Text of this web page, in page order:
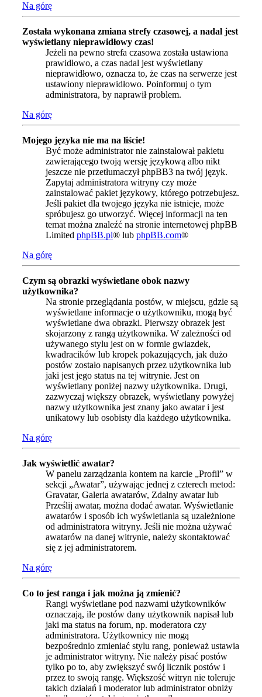
Na górę
Została wykonana zmiana strefy czasowej, a nadal jest
wyświetlany nieprawidłowy czas!
Jeżeli na pewno strefa czasowa została ustawiona
prawidłowo, a czas nadal jest wyświetlany
nieprawidłowo, oznacza to, że czas na serwerze jest
ustawiony nieprawidłowo. Poinformuj o tym
administratora, by naprawił problem.
Na górę
Mojego języka nie ma na liście!
Być może administrator nie zainstalował pakietu
zawierającego twoją wersję językową albo nikt
jeszcze nie przetłumaczył phpBB3 na twój język.
Zapytaj administratora witryny czy może
zainstalować pakiet językowy, którego potrzebujesz.
Jeśli pakiet dla twojego języka nie istnieje, może
spróbujesz go utworzyć. Więcej informacji na ten
temat można znaleźć na stronie internetowej phpBB
Limited phpBB.pl® lub phpBB.com®
Na górę
Czym są obrazki wyświetlane obok nazwy
użytkownika?
Na stronie przeglądania postów, w miejscu, gdzie są
wyświetlane informacje o użytkowniku, mogą być
wyświetlane dwa obrazki. Pierwszy obrazek jest
skojarzony z rangą użytkownika. W zależności od
używanego stylu jest on w formie gwiazdek,
kwadracików lub kropek pokazujących, jak dużo
postów zostało napisanych przez użytkownika lub
jaki jest jego status na tej witrynie. Jest on
wyświetlany poniżej nazwy użytkownika. Drugi,
zazwyczaj większy obrazek, wyświetlany powyżej
nazwy użytkownika jest znany jako awatar i jest
unikatowy lub osobisty dla każdego użytkownika.
Na górę
Jak wyświetlić awatar?
W panelu zarządzania kontem na karcie „Profil” w
sekcji „Awatar”, używając jednej z czterech metod:
Gravatar, Galeria awatarów, Zdalny awatar lub
Prześlij awatar, można dodać awatar. Wyświetlanie
awatarów i sposób ich wyświetlania są uzależnione
od administratora witryny. Jeśli nie można używać
awatarów na danej witrynie, należy skontaktować
się z jej administratorem.
Na górę
Co to jest ranga i jak można ją zmienić?
Rangi wyświetlane pod nazwami użytkowników
oznaczają, ile postów dany użytkownik napisał lub
jaki ma status na forum, np. moderatora czy
administratora. Użytkownicy nie mogą
bezpośrednio zmieniać stylu rang, ponieważ ustawia
je administrator witryny. Nie należy pisać postów
tylko po to, aby zwiększyć swój licznik postów i
przez to swoją rangę. Większość witryn nie toleruje
takich działań i moderator lub administrator obniży